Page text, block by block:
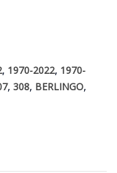
, 1970-2022, 1970-
, 308, BERLINGO,